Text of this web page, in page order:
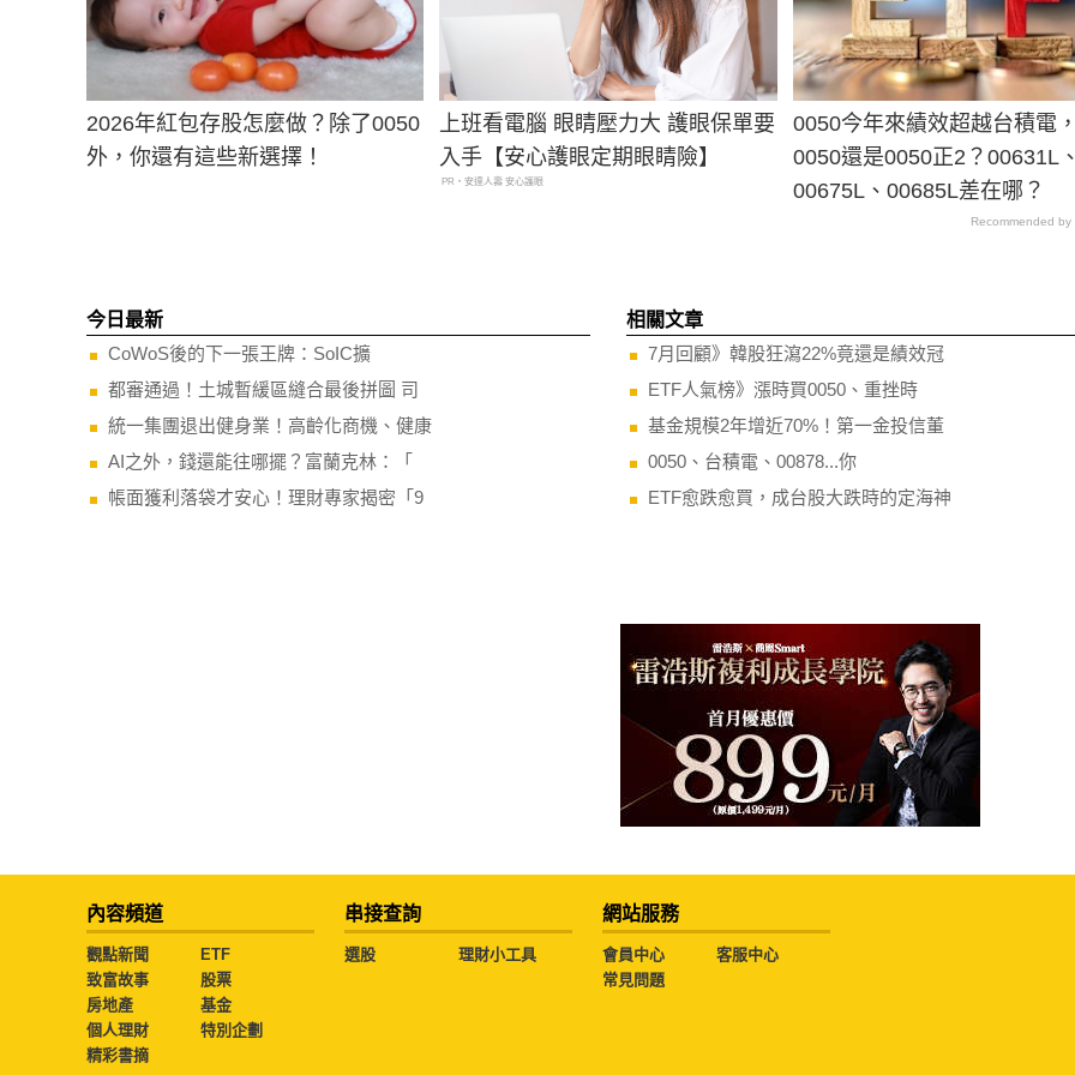
2026年紅包存股怎麼做？除了0050
外，你還有這些新選擇！
上班看電腦 眼睛壓力大 護眼保單要
入手【安心護眼定期眼睛險】
PR・安達人壽 安心護眼
0050今年來績效超越台積電
0050還是0050正2？00631L
00675L、00685L差在哪？
Recommended by
今日最新
CoWoS後的下一張王牌：SoIC擴
都審通過！土城暫緩區縫合最後拼圖 司
統一集團退出健身業！高齡化商機、健康
AI之外，錢還能往哪擺？富蘭克林：「
帳面獲利落袋才安心！理財專家揭密「9
相關文章
7月回顧》韓股狂瀉22%竟還是績效冠
ETF人氣榜》漲時買0050、重挫時
基金規模2年增近70%！第一金投信董
0050、台積電、00878...你
ETF愈跌愈買，成台股大跌時的定海神
內容頻道
觀點新聞
ETF
致富故事
股票
房地產
基金
個人理財
特別企劃
精彩書摘
串接查詢
選股 理財小工具
網站服務
會員中心
客服中心
常見問題